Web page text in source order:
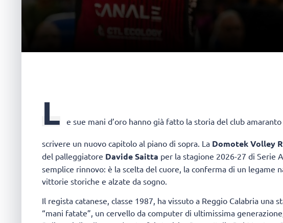
L e sue mani d’oro hanno già fatto la storia del club
scrivere un nuovo capitolo al piano di sopra. La Domotek Volley
del palleggiatore Davide Saitta per la stagione 2026-27 di Serie
semplice rinnovo: è la scelta del cuore, la conferma di un legame
vittorie storiche e alzate da sogno.
Il regista catanese, classe 1987, ha vissuto a Reggio Calabria una
“mani fatate”, un cervello da computer di ultimissima